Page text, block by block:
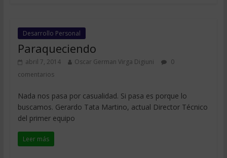
Desarrollo Personal
Paraqueciendo
abril 7, 2014 Oscar German Virga Digiuni
0
comentarios
Nada nos pasa por casualidad. Si pasa es porque lo
buscamos. Gerardo Tata Martino, actual Director Técnico
del primer equipo
Leer más